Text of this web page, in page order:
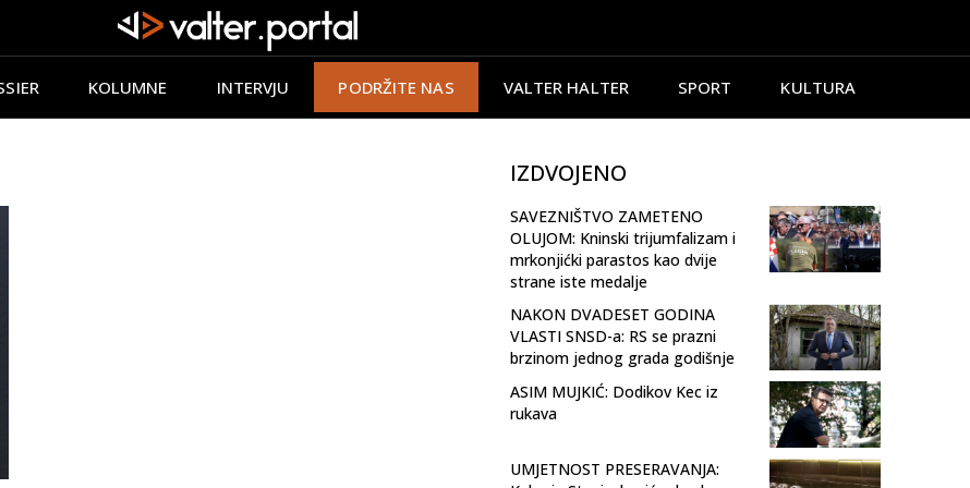
KOLUMNE INTERVJU PODRŽITE NAS VALTER HALTER SPORT KULTURA
IZDVOJENO
SAVEZNIŠTVO ZAMETENO
OLUJOM: Kninski trijumfalizam i
mrkonjićki parastos kao dvije
strane iste medalje
NAKON DVADESET GODINA
VLASTI SNSD-a: RS se prazni
brzinom jednog grada godišnje
ASIM MUJKIĆ: Dodikov Kec iz
rukava
UMJETNOST PRESERAVANJA: